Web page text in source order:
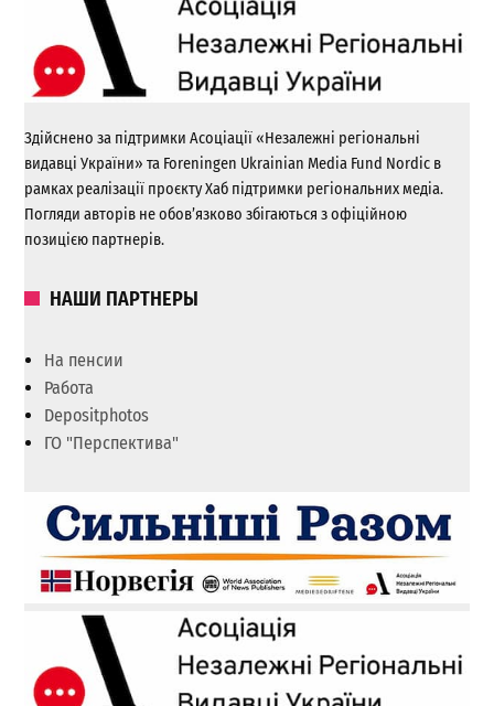
Здійснено за підтримки Асоціації «Незалежні регіональні
видавці України» та Foreningen Ukrainian Media Fund Nordic в
рамках реалізації проєкту Хаб підтримки регіональних медіа.
Погляди авторів не обов’язково збігаються з офіційною
позицією партнерів.
НАШИ ПАРТНЕРЫ
На пенсии
Работа
Depositphotos
ГО "Перспектива"